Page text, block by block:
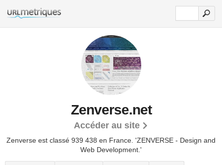
Zenverse.net
Accéder au site
Zenverse est classé 939 438 en France. 'ZENVERSE - Design and
Web Development.'